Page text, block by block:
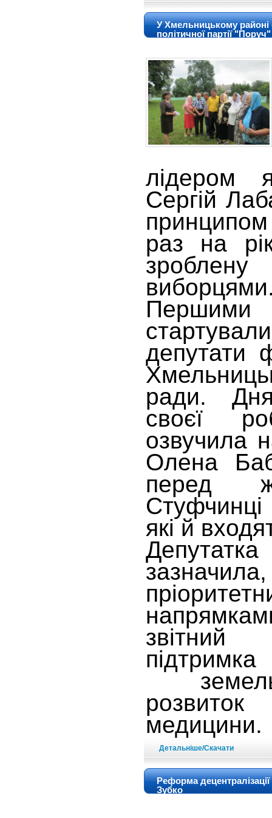
У Хмельницькому районі
політичної партії "Поруч"
лідером
Сергій
раз на
депутати
ради.
своєї
озвучила
Олена
перед
які й
звітний
медицини.
Детальніше/Скачати
Реформа
Зубко